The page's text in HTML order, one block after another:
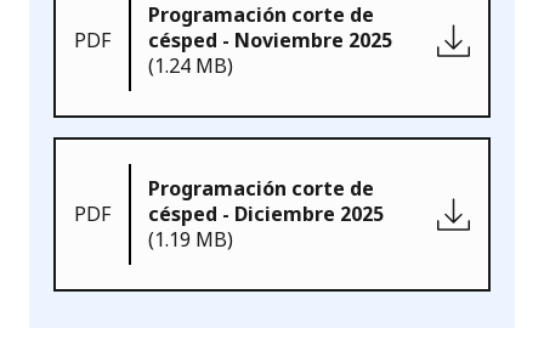
PDF
Programación corte de
césped - Noviembre 2025
(1.24 MB)
PDF
Programación corte de
césped - Diciembre 2025
(1.19 MB)